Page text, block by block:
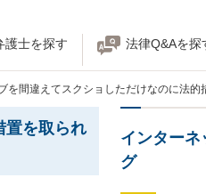
護士を探す 法律Q&Aを探
を間違えてスクショしただけなのに法的
置を取られ
インター
グ